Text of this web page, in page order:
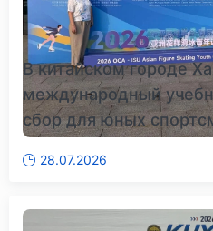
В китайском городе
международный
сбор для юных
28.07.2026